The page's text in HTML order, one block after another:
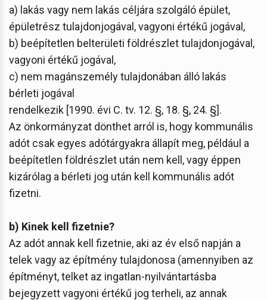
a) lakás vagy nem lakás céljára szolgáló épület,
épületrész tulajdonjogával, vagyoni értékű jogával,
b) beépítetlen belterületi földrészlet tulajdonjogával,
vagyoni értékű jogával,
c) nem magánszemély tulajdonában álló lakás
bérleti jogával
rendelkezik [1990. évi C. tv. 12. §, 18. §, 24. §].
Az önkormányzat dönthet arról is, hogy kommunális
adót csak egyes adótárgyakra állapít meg, például a
beépítetlen földrészlet után nem kell, vagy éppen
kizárólag a bérleti jog után kell kommunális adót
fizetni.
b) Kinek kell fizetnie?
Az adót annak kell fizetnie, aki az év első napján a
telek vagy az építmény tulajdonosa (amennyiben az
építményt, telket az ingatlan-nyilvántartásba
bejegyzett vagyoni értékű jog terheli, az annak